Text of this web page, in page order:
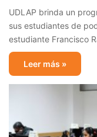
UDLAP brinda un
sus estudiantes de
estudiante Francisco
Leer más »